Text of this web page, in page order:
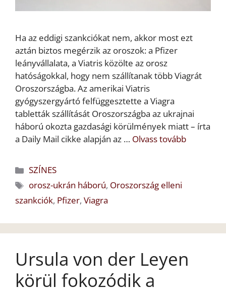
Ha az eddigi szankciókat nem, akkor most ezt
aztán biztos megérzik az oroszok: a Pfizer
leányvállalata, a Viatris közölte az orosz
hatóságokkal, hogy nem szállítanak több Viagrát
Oroszországba. Az amerikai Viatris
gyógyszergyártó felfüggesztette a Viagra
tabletták szállítását Oroszországba az ukrajnai
háború okozta gazdasági körülmények miatt – írta
a Daily Mail cikke alapján az … Olvass tovább
Kategória
SZÍNES
Címkék
orosz-ukrán háború, Oroszország elleni
szankciók, Pfizer, Viagra
Ursula von der Leyen
körül fokozódik a